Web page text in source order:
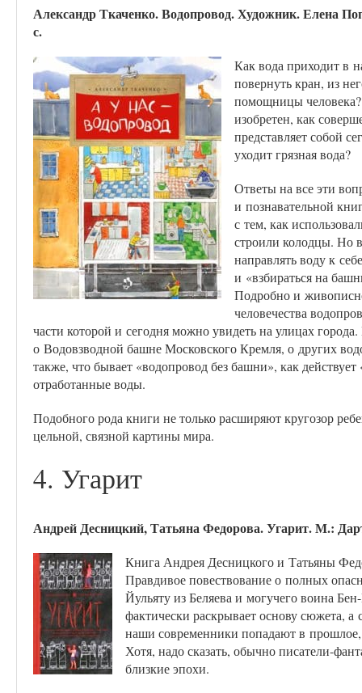
Александр Ткаченко. Водопровод. Художник. Елена
с.
Как вода приходит в
повернуть кран, из
помощницы
изобретен, как
представляет собой
уходит грязная вода?
Ответы на все эти
и познавательной
с тем, как
строили колодцы. Но
направлять воду к
и «взбираться на
Подробно и
человечества
части которой и сегодня можно увидеть на улицах
о Водовзводной башне Московского Кремля, о других
также, что бывает «водопровод без башни», как
отработанные воды.
Подобного рода книги не только расширяют кругозор
цельной, связной картины мира.
4. Угарит
Андрей Десницкий, Татьяна Федорова. Угарит. М.:
Книга Андрея Десницкого и Татьяны
Правдивое повествование о полных
Йульяту из Беляева и могучего воина
фактически раскрывает основу сюжета,
наши современники попадают в
Хотя, надо сказать, обычно писатели-
близкие эпохи.